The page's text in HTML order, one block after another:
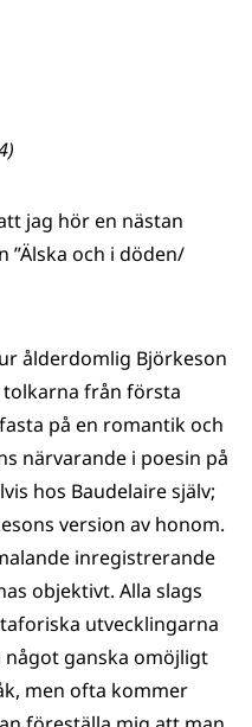
jag hör en nästan
”Älska och i döden/
ålderdomlig Björkeson
tolkarna från första
på en romantik och
närvarande i poesin på
hos Baudelaire själv;
version av honom.
inregistrerande
objektivt. Alla slags
utvecklingarna
något ganska omöjligt
men ofta kommer